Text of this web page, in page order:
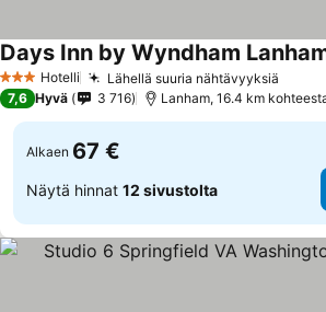
3 Tähtiluokitus
Hotelli Lähellä suuria nähtävyyksiä
Katso hinnat
7,6 Hyvä 3 716 Lanham, 16.4 km
Alkaen 67 €
Näytä hinnat 12 sivustolta